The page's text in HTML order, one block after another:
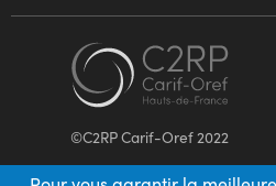
©C2RP Carif-Oref 2022